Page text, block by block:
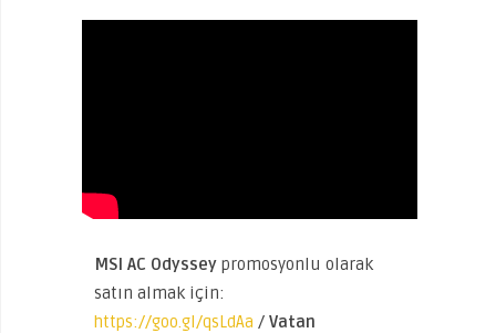
MSI AC Odyssey promosyonlu olarak
satın almak için:
https://goo.gl/qsLdAa / Vatan